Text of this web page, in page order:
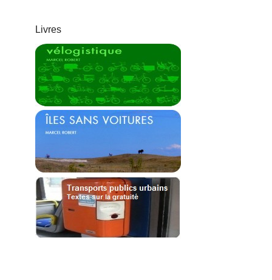
Livres